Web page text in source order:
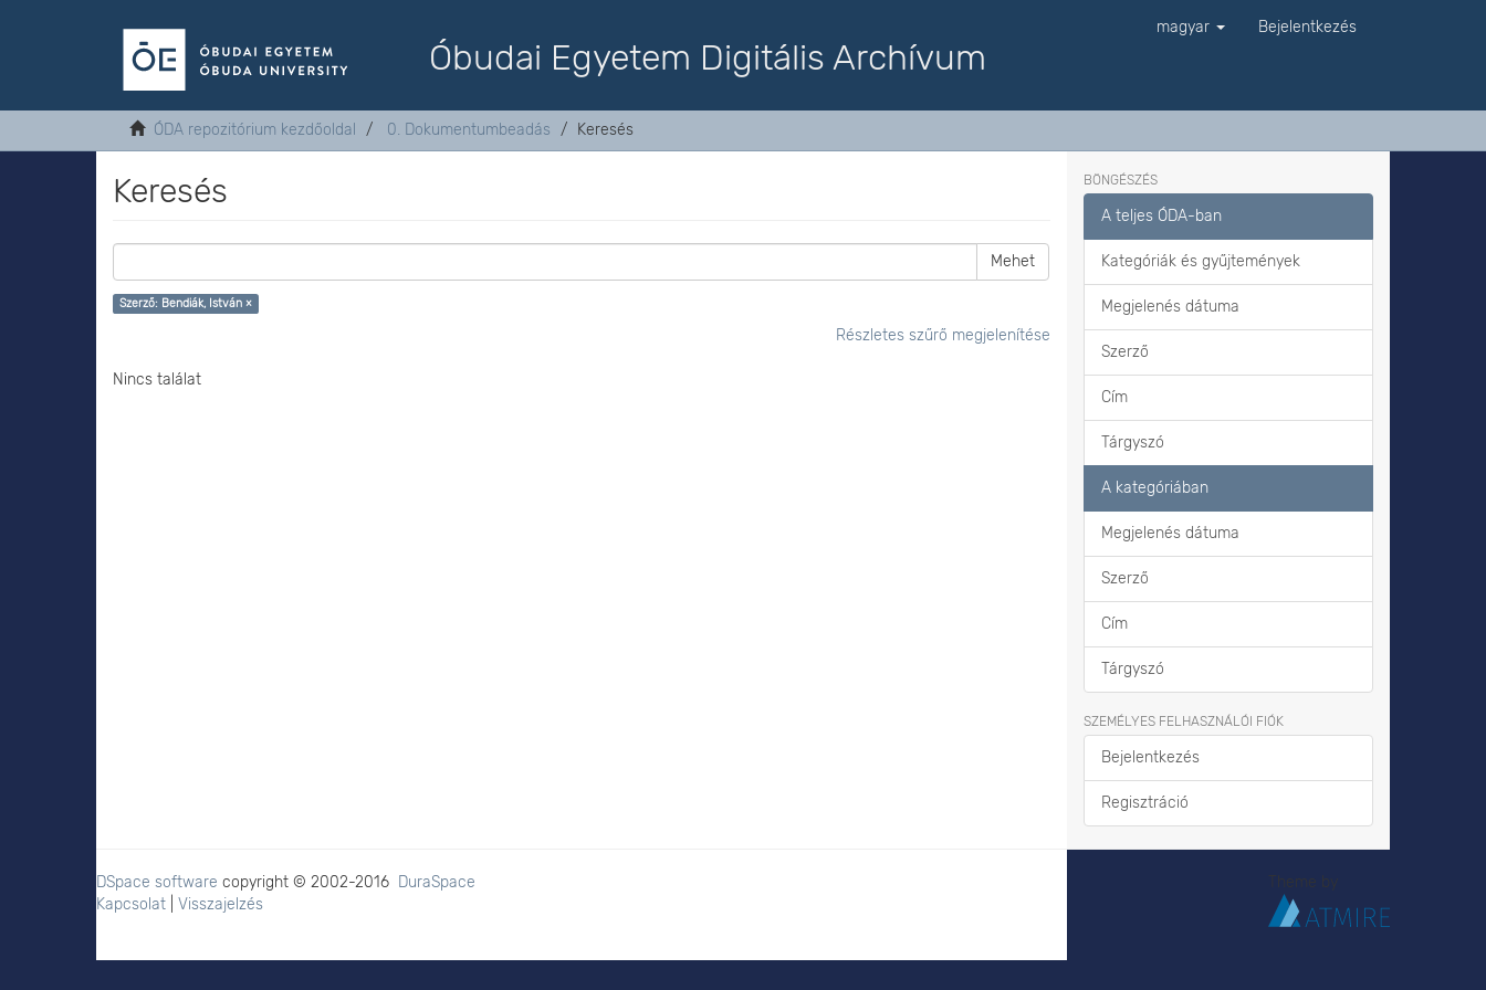
Óbudai Egyetem Digitális Archívum
magyar Bejelentkezés
ÓDA repozitórium kezdőoldal 0. Dokumentumbeadás Keresés
Keresés
Mehet
Szerző: Bendiák, István ×
Részletes szűrő megjelenítése
Nincs találat
BÖNGÉSZÉS
A teljes ÓDA-ban
Kategóriák és gyűjtemények
Megjelenés dátuma
Szerző
Cím
Tárgyszó
A kategóriában
Megjelenés dátuma
Szerző
Cím
Tárgyszó
SZEMÉLYES FELHASZNÁLÓI FIÓK
Bejelentkezés
Regisztráció
DSpace software copyright © 2002-2016 DuraSpace
Kapcsolat
Visszajelzés
Theme by